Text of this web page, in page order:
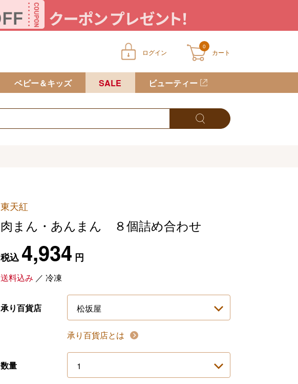
ログイン
0
カート
カートに商品が入っていません
ベビー＆キッズ SALE ビューティー
東天紅
肉まん・あんまん ８個詰め合わせ
税込4,934 円
送料込み ／ 冷凍
承り百貨店
承り百貨店とは
数量